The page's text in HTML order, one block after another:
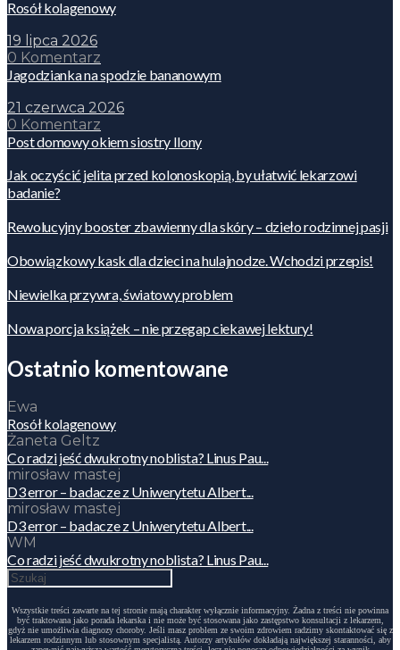
Rosół kolagenowy
19 lipca 2026
0 Komentarz
Jagodzianka na spodzie bananowym
21 czerwca 2026
0 Komentarz
Post domowy okiem siostry Ilony
Jak oczyścić jelita przed kolonoskopią, by ułatwić lekarzowi
badanie?
Rewolucyjny booster zbawienny dla skóry – dzieło rodzinnej pasji
Obowiązkowy kask dla dzieci na hulajnodze. Wchodzi przepis!
Niewielka przywra, światowy problem
Nowa porcja książek – nie przegap ciekawej lektury!
Ostatnio komentowane
Ewa
Rosół kolagenowy
Żaneta Geltz
Co radzi jeść dwukrotny noblista? Linus Pau...
mirosław mastej
D3 error – badacze z Uniwerytetu Albert...
mirosław mastej
D3 error – badacze z Uniwerytetu Albert...
WM
Co radzi jeść dwukrotny noblista? Linus Pau...
Wszystkie treści zawarte na tej stronie mają charakter wyłącznie informacyjny. Żadna z treści nie powinna
być traktowana jako porada lekarska i nie może być stosowana jako zastępstwo konsultacji z lekarzem,
gdyż nie umożliwia diagnozy choroby. Jeśli masz problem ze swoim zdrowiem radzimy skontaktować się z
lekarzem rodzinnym lub stosownym specjalistą. Autorzy artykułów dokładają największej staranności, aby